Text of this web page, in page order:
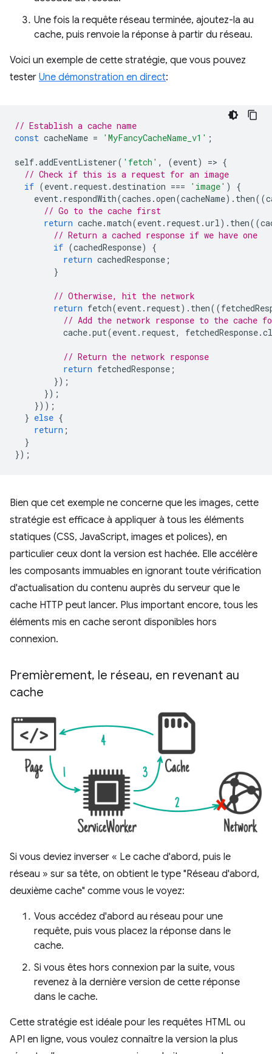
Une fois la requête réseau terminée, ajoutez-la au
cache, puis renvoie la réponse à partir du réseau.
Voici un exemple de cette stratégie, que vous pouvez
tester Une démonstration en direct:
// Establish a cache name
const cacheName = 'MyFancyCacheName_v1' ;
self.addEventListener( 'fetch' , (event) => {
// Check if this is a request for an image
if (event . request .destination === 'image' )
{
event . respondWith(caches .open(cacheName). then((
// Go to the cache first
return cache.match(event . request .url ). then((
// Return a cached response if we have one
if (cachedResponse)
{
return cachedResponse ;
}
// Otherwise, hit the network
return fetch(event . request). then((
// Add the network response to the
cache.put(event . request, fetchedResponse.
// Return the network response
return fetchedResponse ;
});
});
}));
} else {
return ;
}
});
Bien que cet exemple ne concerne que les images, cette
stratégie est efficace à appliquer à tous les éléments
statiques (CSS, JavaScript, images et polices), en
particulier ceux dont la version est hachée. Elle accélère
les composants immuables en ignorant toute vérification
d'actualisation du contenu auprès du serveur que le
cache HTTP peut lancer. Plus important encore, tous les
éléments mis en cache seront disponibles hors
connexion.
Premièrement, le réseau, en revenant au
cache
Si vous deviez inverser « Le cache d'abord, puis le
réseau » sur sa tête, on obtient le type "Réseau d'abord,
deuxième cache" comme vous le voyez:
Vous accédez d'abord au réseau pour une
requête, puis vous placez la réponse dans le
cache.
Si vous êtes hors connexion par la suite, vous
revenez à la dernière version de cette réponse
dans le cache.
Cette stratégie est idéale pour les requêtes HTML ou
API en ligne, vous voulez connaître la version la plus